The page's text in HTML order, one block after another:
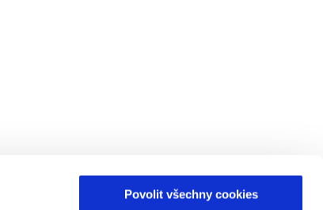
Povolit všechny cookies